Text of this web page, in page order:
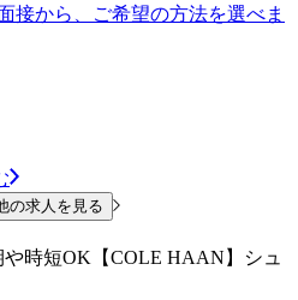
接から、ご希望の方法を選べま
の求人を見る
時短OK【COLE HAAN】シュ